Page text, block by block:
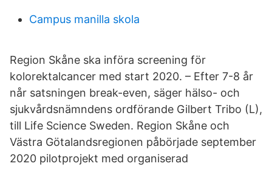
Campus manilla skola
Region Skåne ska införa screening för
kolorektalcancer med start 2020. – Efter 7-8 år
når satsningen break-even, säger hälso- och
sjukvårdsnämndens ordförande Gilbert Tribo (L),
till Life Science Sweden. Region Skåne och
Västra Götalandsregionen påbörjade september
2020 pilotprojekt med organiserad